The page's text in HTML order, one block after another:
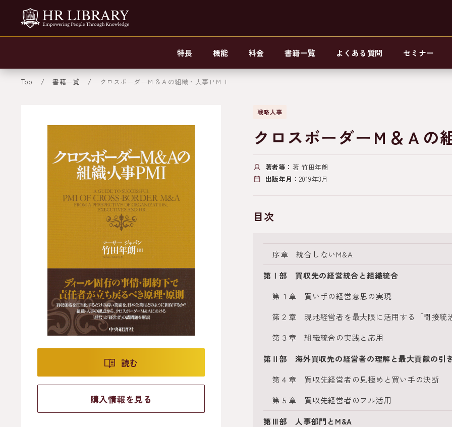
特長 機能 料金 書籍一覧 よくある質問 セミナー
Top 書籍一覧 クロスボーダーＭ＆Ａの組織・人事ＰＭＩ
読む
購入情報を見る
戦略人事
クロスボーダーＭ＆Ａの
著者等： 著 竹田年朗
出版年月： 2019年3月
目次
序章 統合しないM&A
第Ⅰ部 買収先の経営統合と組織統合
第１章 買い手の経営意思の実現
第２章 現地経営者を最大限に活用する「間接統
第３章 組織統合の実践と応用
第Ⅱ部 海外買収先の経営者の理解と最大貢献の引
第４章 買収先経営者の見極めと買い手の決断
第５章 買収先経営者のフル活用
第Ⅲ部 人事部門とM&A